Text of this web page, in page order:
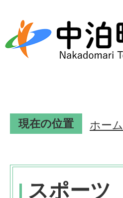
現在の位置 ホーム
スポーツ